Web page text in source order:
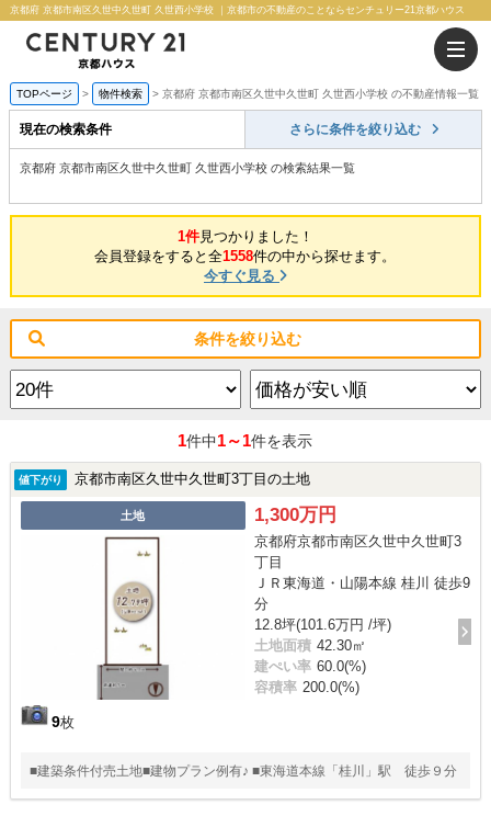
京都府 京都市南区久世中久世町 久世西小学校 ｜京都市の不動産のことならセンチュリー21京都ハウス
TOPページ 物件検索 京都府 京都市南区久世中久世町 久世西小学校 の不動産情報一覧
現在の検索条件 さらに条件を絞り込む
京都府 京都市南区久世中久世町 久世西小学校 の検索結果一覧
1件見つかりました！
会員登録をすると全1558件の中から探せます。
今すぐ見る
条件を絞り込む
1件中1～1件を表示
値下がり 京都市南区久世中久世町3丁目の土地
土地
9枚
1,300万円
京都府京都市南区久世中久世町3
丁目
ＪＲ東海道・山陽本線 桂川 徒歩9
分
12.8坪(101.6万円 /坪)
土地面積 42.30㎡
建ぺい率 60.0(%)
容積率 200.0(%)
■建築条件付売土地■建物プラン例有♪ ■東海道本線「桂川」駅 徒歩９分